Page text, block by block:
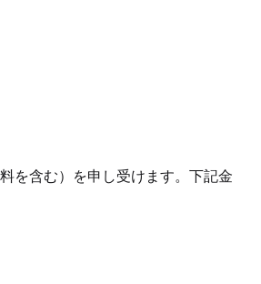
を含む）を申し受けます。下記金